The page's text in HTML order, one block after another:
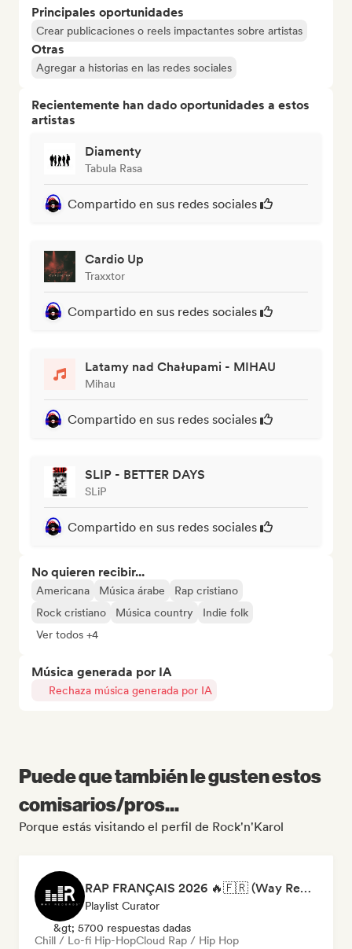
Principales oportunidades
Crear publicaciones o reels impactantes sobre artistas
Otras
Agregar a historias en las redes sociales
Recientemente han dado oportunidades a estos
artistas
Diamenty
Tabula Rasa
Compartido en sus redes sociales
Cardio Up
Traxxtor
Compartido en sus redes sociales
Latamy nad Chałupami - MIHAU
Mihau
Compartido en sus redes sociales
SLIP - BETTER DAYS
SLiP
Compartido en sus redes sociales
No quieren recibir...
Americana Música árabe
Rap cristiano
Rock cristiano
Música country
Indie folk
Ver todos +4
Música generada por IA
Rechaza música generada por IA
Puede que también le gusten estos
comisarios/pros...
Porque estás visitando el perfil de Rock'n'Karol
RAP FRANÇAIS 2026 🔥🇫🇷 (Way Records)
Playlist Curator
&gt; 5700 respuestas dadas
Chill / Lo-fi Hip-HopCloud Rap / Hip Hop